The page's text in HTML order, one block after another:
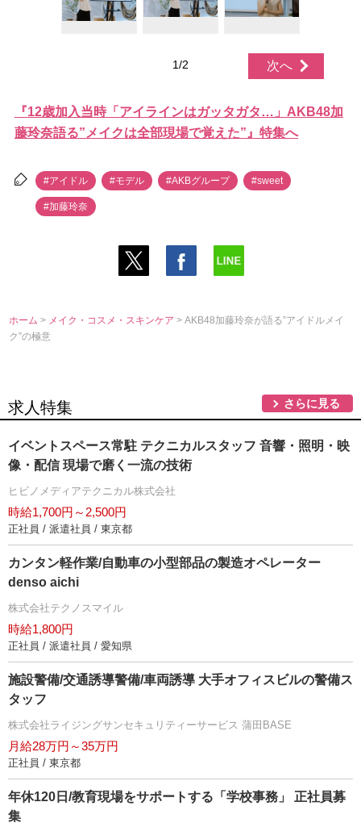
次へ
1/2
『12歳加入当時「アイラインはガッタガタ…」AKB48加
藤玲奈語る”メイクは全部現場で覚えた”』特集へ
#アイドル #モデル #AKBグループ #sweet
#加藤玲奈
ホーム > メイク・コスメ・スキンケア> AKB48加藤玲奈が語る”アイドルメイ
ク”の極意
求人特集 さらに見る
イベントスペース常駐 テクニカルスタッフ 音響・照明・映
像・配信 現場で磨く一流の技術
ヒビノメディアテクニカル株式会社
時給1,700円～2,500円
正社員 / 派遣社員 / 東京都
カンタン軽作業/自動車の小型部品の製造オペレーター
denso aichi
株式会社テクノスマイル
時給1,800円
正社員 / 派遣社員 / 愛知県
施設警備/交通誘導警備/車両誘導 大手オフィスビルの警備ス
タッフ
株式会社ライジングサンセキュリティーサービス 蒲田BASE
月給28万円～35万円
正社員 / 東京都
年休120日/教育現場をサポートする「学校事務」 正社員募
集